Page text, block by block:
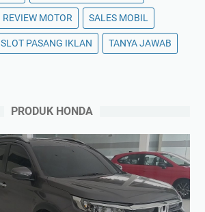
REVIEW MOTOR SALES MOBIL
SLOT PASANG IKLAN TANYA JAWAB
PRODUK HONDA